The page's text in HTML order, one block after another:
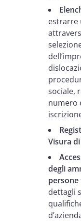
estrarre
sociale,
numero
Visura
degli
persone
dettagli